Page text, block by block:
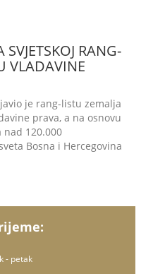
RANG-
VLADAVINE
je rang-listu zemalja
prava, a na osnovu
nad 120.000
Bosna i Hercegovina
- petak